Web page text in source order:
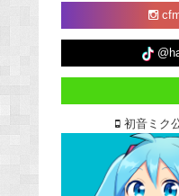
初音ミク